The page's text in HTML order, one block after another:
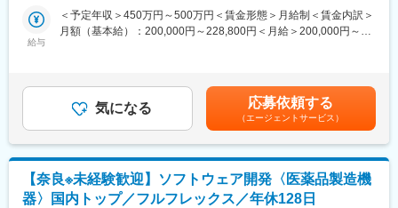
■業務詳細：
・輸出取引における仕入れ先や通関企業との折衝や書類作成
・得意先への注文書、注文請書、請求書他の作成、提出受領
・現地行政への医薬品申請、サプリメント製品登録における各種
・まずは上司と同行して海外出張（アプローチ先としては、既に
取引のあるベトナム、カンボジア、中国、モンゴル等で）
・ゆくゆくは、インドやウズベキスタン等の新規の重点国に販路
給与
＜予定年収＞450万円～500万円＜賃金形態＞月給制＜賃金内訳＞
月額（基本給）：200,000円～228,800円＜月給＞200,000円～
性があります。月給(月額)は固定手当を含めた表記です。
気になる 応募依頼する
（エージェントサービス）
【奈良※未経験歓迎】ソフトウェア開発〈医薬品製造機
器〉国内トップ／フルフレックス／年休128日